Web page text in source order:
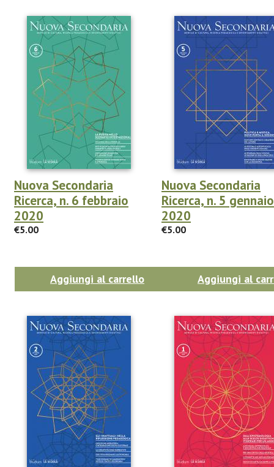
Nuova Secondaria
Ricerca, n. 6 febbraio
2020
€5.00
Aggiungi al carrello
Nuova Secondaria
Ricerca, n. 5 gennaio
2020
€5.00
Aggiungi al